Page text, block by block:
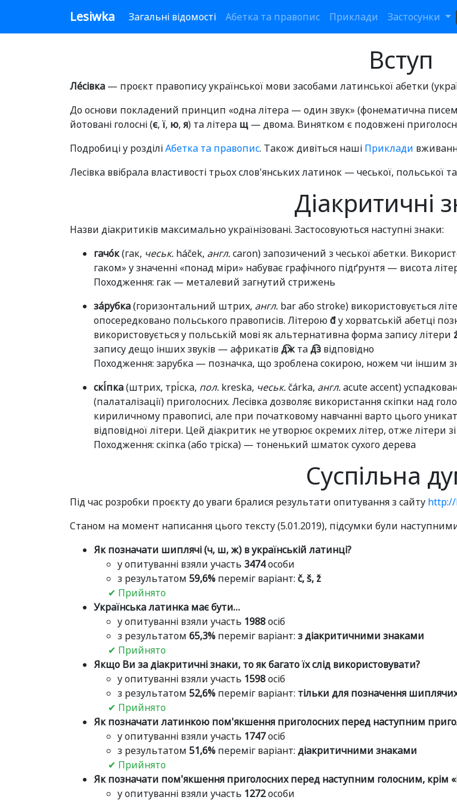
Lesiwka Загальні відомості Абетка та правопис Приклади Застосунки
Вступ
Ле́сівка — проєкт правопису української мови засобами латинської абетки
До основи покладений принцип «одна літера — один звук» (фонематична
йотовані голосні (є,ї, ю, я) та літера щ — двома. Винятком є подовжені
Подробиці у розділіАбетка та правопис. Також дивіться наші Приклади
Лесівка ввібрала властивості трьох слов'янських латинок — чеської, польської
Діакритичні
Назви діакритиків максимально українізовані. Застосовуються наступні знаки:
гачо́к(гак, чеськ. háček, англ.caron) запозичений з чеської абетки.
гаком» у значенні «понад міри» набуває графічного підґрунтя — висота
Походження: гак — металевий загнутий стрижень
за́рубка(горизонтальний штрих, англ. bar або stroke) використовується
опосередковано польського правописів. Літерою đу хорватській абетці
використовується у польській мові як альтернативна форма запису літери
запису дещо інших звуків — африкатів д͡жтад͡з відповідно
Походження: зарубка — позначка, що зроблена сокирою, ножем чи іншим
скі̇́пка(штрих, трі̇́ска, пол. kreska, чеськ.čárka, англ.acute accent)
(палаталізації) приголосних. Лесівка дозволяє використання скіпки над
кириличному правописі, але при початковому навчанні варто цього
відповідної літери. Цей діакритик не утворює окремих літер, отже літери
Походження: скіпка (або тріска) — тоненький шматок сухого дерева
Суспільна
Під час розробки проєкту до уваги бралися результати опитування з сайту
Станом на момент написання цього тексту (5.01.2019), підсумки були
Як позначати шиплячі (ч, ш, ж) в українській латинці?
у опитуванні взяли участь 3474особи
з результатом 59,6% переміг варіант: č, š, ž
✔ Прийнято
Українська латинка має бути…
у опитуванні взяли участь 1988осіб
з результатом 65,3% переміг варіант: з діакритичними знаками
✔ Прийнято
Якщо Ви за діакритичні знаки, то як багато їх слід використовувати?
у опитуванні взяли участь 1598осіб
з результатом 52,6% переміг варіант: тільки для позначення шиплячих
✔ Прийнято
Як позначати латинкою пом'якшення приголосних перед наступним
у опитуванні взяли участь 1747осіб
з результатом 51,6% переміг варіант: діакритичними знаками
✔ Прийнято
Як позначати пом'якшення приголосних перед наступним голосним, крім
у опитуванні взяли участь 1272особи